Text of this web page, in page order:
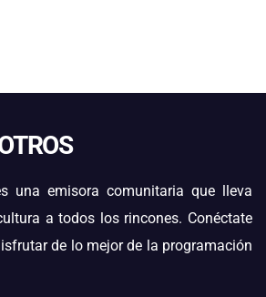
una emisora comunitaria que lleva
a todos los rincones. Conéctate
de lo mejor de la programación